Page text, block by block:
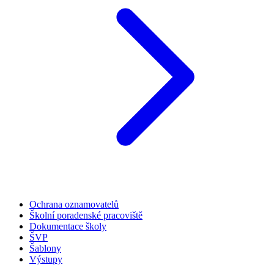
Ochrana oznamovatelů
Školní poradenské pracoviště
Dokumentace školy
ŠVP
Šablony
Výstupy